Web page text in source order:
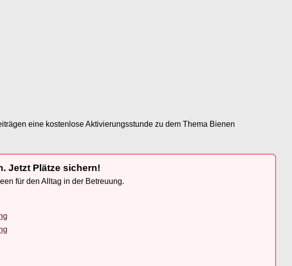
eine kostenlose Aktivierungsstunde zu dem Thema Bienen
Jetzt Plätze sichern!
für den Alltag in der Betreuung.